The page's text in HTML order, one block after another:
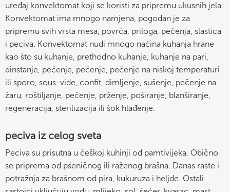
uređaj konvektomat koji se koristi za pripremu ukusnih jela.
Konvektomat ima mnogo namjena, pogodan je za
pripremu svih vrsta mesa, povrća, priloga, pečenja, slastica
i peciva. Konvektomat nudi mnogo načina kuhanja hrane
kao što su kuhanje, prethodno kuhanje, kuhanje na pari,
dinstanje, pečenje, pečenje, pečenje na niskoj temperaturi
ili sporo, sous-vide, confit, dimljenje, sušenje, pečenje na
žaru, roštiljanje, pečenje, prženje, poširanje, blanširanje,
regeneracija, sterilizacija ili šok hlađenje.
peciva iz celog sveta
Peciva su prisutna u češkoj kuhinji od pamtivijeka. Obično
se priprema od pšeničnog ili raženog brašna. Danas raste i
potražnja za brašnom od pira, kukuruza i heljde. Ostali